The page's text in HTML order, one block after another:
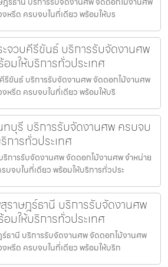
งหรีด ครบจบในที่เดียว พร้อมให้บร
จวบคีรีขันธ์ บริการรับจัดงานศพ
มให้บริการทั่วประเทศ
รีขันธ์ บริการรับจัดงานศพ จัดดอกไม้งานศพ
งหรีด ครบจบในที่เดียว พร้อมให้บริ
บุรี บริการรับจัดงานศพ ครบจบ
การทั่วประเทศ
การรับจัดงานศพ จัดดอกไม้งานศพ จำหน่าย
บจบในที่เดียว พร้อมให้บริการทั่วประ
าษฎร์ธานี บริการรับจัดงานศพ
มให้บริการทั่วประเทศ
ธานี บริการรับจัดงานศพ จัดดอกไม้งานศพ
งหรีด ครบจบในที่เดียว พร้อมให้บริก